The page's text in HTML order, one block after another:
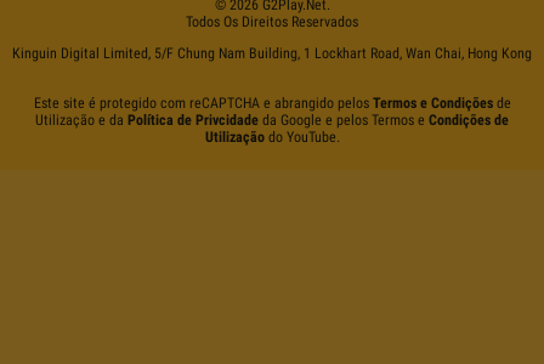
© 2026 G2Play.net.
Todos Os Direitos Reservados
Kinguin Digital Limited, 5/F Chung Nam Building, 1 Lockhart Road, Wan Chai, Hong Kong
Este site é protegido com reCAPTCHA e abrangido pelos Termos e Condiçõesde
Utilização e da Política de Privcidade da Google e pelos Termos e Condições de
Utilizaçãodo YouTube.